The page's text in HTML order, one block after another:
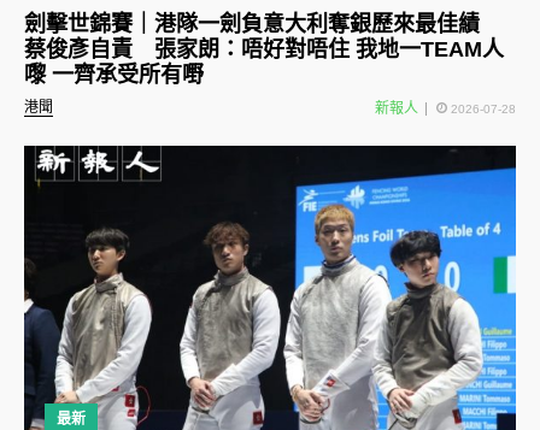
港聞
劍擊世錦賽｜港隊一劍負意大利奪銀歷來最佳績
蔡俊彥自責 張家朗：唔好對唔住 我地一TEAM人
嚟 一齊承受所有嘢
新報人 2026-07-28
最新